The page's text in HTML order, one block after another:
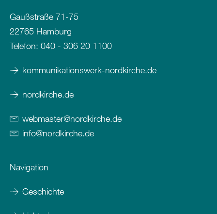
Gaußstraße 71-75
22765 Hamburg
Telefon: 040 - 306 20 1100
kommunikationswerk-nordkirche.de
nordkirche.de
webmaster@nordkirche.de
info@nordkirche.de
Navigation
Geschichte